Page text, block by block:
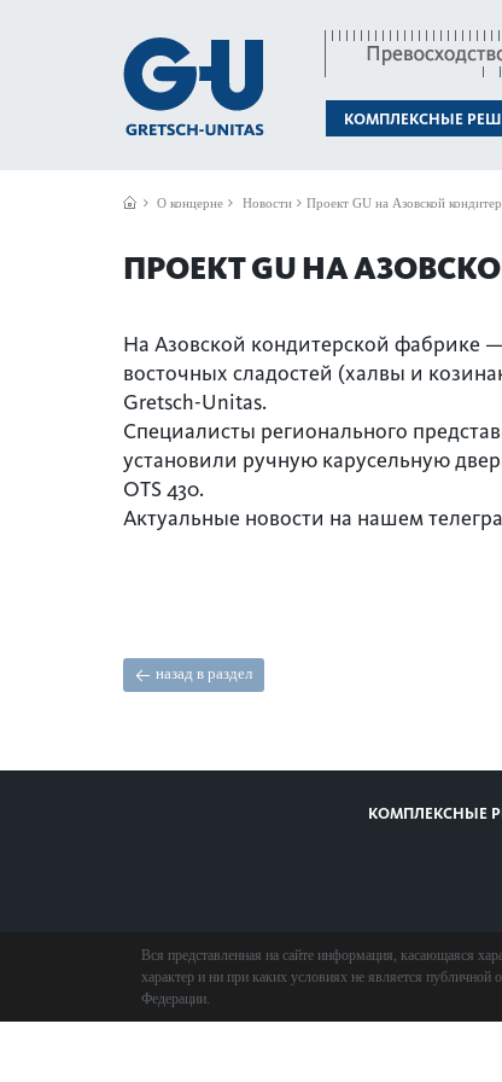
КОМПЛЕКСНЫЕ
О концерне Новости Проект GU на Азовской
ПРОЕКТ GU НА
На Азовской кондитерской фабрике
восточных сладостей (халвы и
Gretsch-Unitas.
Специалисты регионального
установили ручную карусельную
OTS 430.
Актуальные новости на нашем
назад в раздел
КОМПЛЕКСНЫЕ
Вся представленная на сайте информация, касающаяся
характер и ни при каких условиях не является
Федерации.